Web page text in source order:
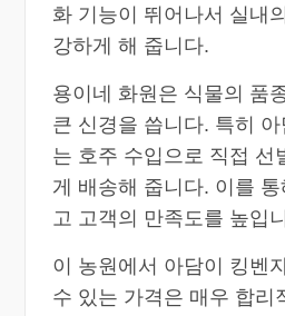
화 기능이 뛰어나서 실내
강하게 해 줍니다.
용이네 화원은 식물의 품
큰 신경을 씁니다. 특히
는 호주 수입으로 직접 선
게 배송해 줍니다. 이를
고 고객의 만족도를 높입
이 농원에서 아담이 킹벤
수 있는 가격은 매우 합리